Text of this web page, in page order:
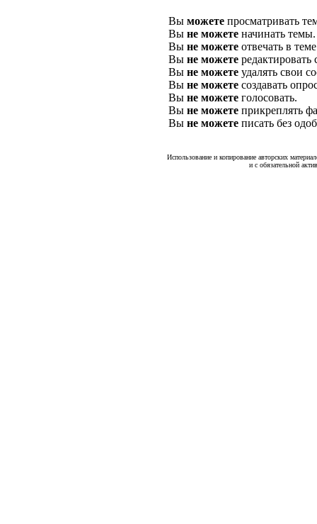
Вы можете просматривать
Вы не можете начинать темы.
Вы не можете отвечать в
Вы не можете
Вы не можете удалять свои
Вы не можете создавать
Вы не можете голосовать.
Вы не можете прикреплять
Вы не можете писать без
Использование и копирование авторских
и с обязательной